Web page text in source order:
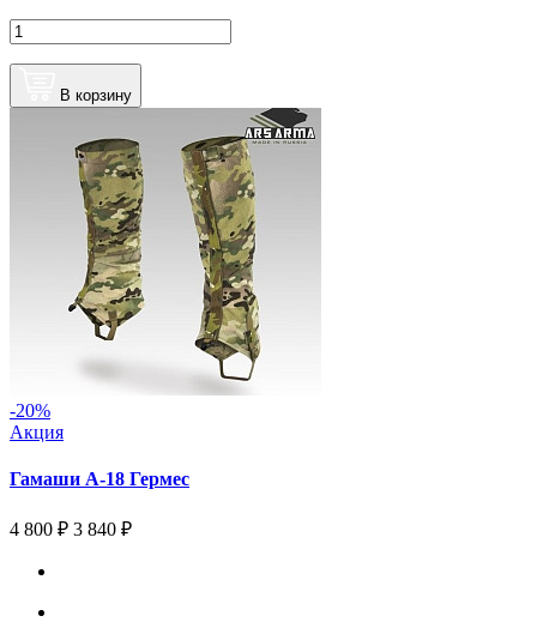
В корзину
-20%
Акция
Гамаши А-18 Гермес
4 800 ₽ 3 840 ₽